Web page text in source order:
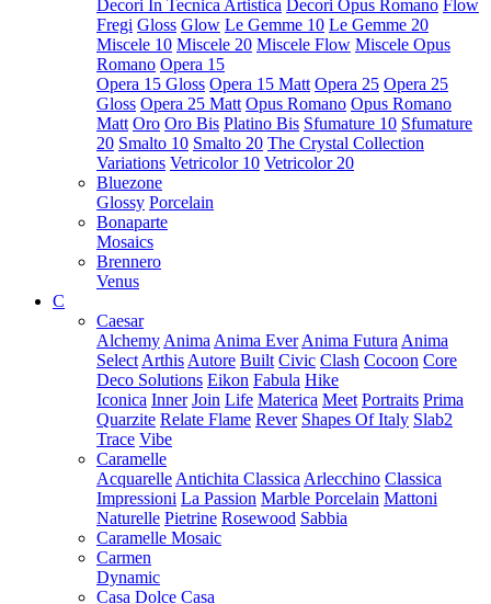
Decori In Tecnica Artistica Decori Opus Romano Flow
Fregi Gloss Glow Le Gemme 10 Le Gemme 20
Miscele 10 Miscele 20 Miscele Flow Miscele Opus
Romano Opera 15
Opera 15 Gloss Opera 15 Matt Opera 25 Opera 25
Gloss Opera 25 Matt Opus Romano Opus Romano
Matt Oro Oro Bis Platino Bis Sfumature 10 Sfumature
20 Smalto 10 Smalto 20 The Crystal Collection
Variations Vetricolor 10 Vetricolor 20
Bluezone
Glossy Porcelain
Bonaparte
Mosaics
Brennero
Venus
C
Caesar
Alchemy Anima Anima Ever Anima Futura Anima
Select Arthis Autore Built Civic Clash Cocoon Core
Deco Solutions Eikon Fabula Hike
Iconica Inner Join Life Materica Meet Portraits Prima
Quarzite Relate Flame Rever Shapes Of Italy Slab2
Trace Vibe
Caramelle
Acquarelle Antichita Classica Arlecchino Classica
Impressioni La Passion Marble Porcelain Mattoni
Naturelle Pietrine Rosewood Sabbia
Caramelle Mosaic
Carmen
Dynamic
Casa Dolce Casa